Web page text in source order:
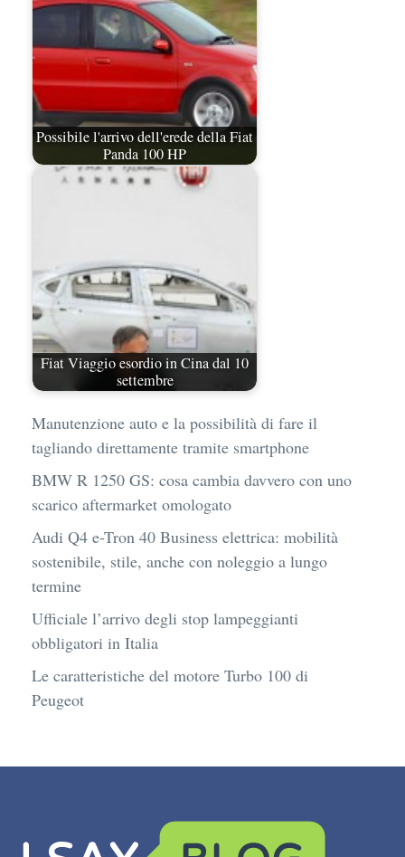
Possibile l'arrivo dell'erede della Fiat
Panda 100 HP
Fiat Viaggio esordio in Cina dal 10
settembre
Manutenzione auto e la possibilità di fare il
tagliando direttamente tramite smartphone
BMW R 1250 GS: cosa cambia davvero con uno
scarico aftermarket omologato
Audi Q4 e-Tron 40 Business elettrica: mobilità
sostenibile, stile, anche con noleggio a lungo
termine
Ufficiale l’arrivo degli stop lampeggianti
obbligatori in Italia
Le caratteristiche del motore Turbo 100 di
Peugeot